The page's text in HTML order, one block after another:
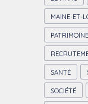
MAINE-ET-
PATRIMOINE
SANTÉ
SOCIÉTÉ